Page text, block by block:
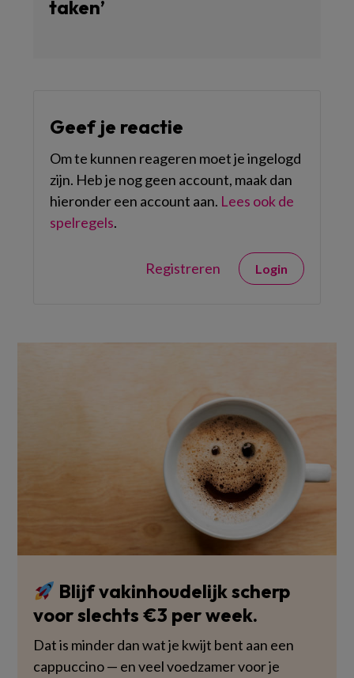
taken’
Geef je reactie
Om te kunnen reageren moet je ingelogd
zijn. Heb je nog geen account, maak dan
hieronder een account aan. Lees ook de
spelregels.
Registreren Login
Blijf vakinhoudelijk scherp
voor slechts €3 per week.
Dat is minder dan wat je kwijt bent aan een
cappuccino — en veel voedzamer voor je